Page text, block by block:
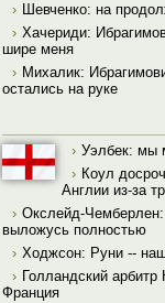
› Шевченко: на
› Хачериди:
шире меня
› Михалик:
остались на руке
› Уэлбек: мы
› Коул
Англии из-за
› Окслейд-
выложусь полностью
› Ходжсон: Руни --
› Голландский арбитр
Франция